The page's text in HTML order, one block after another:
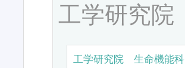
工学研究院
工学研究院 生命機能科